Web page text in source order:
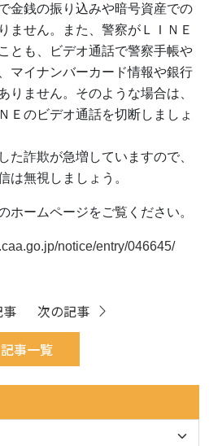
金銭の振り込みや暗号資産での
ません。また、警察がＬＩＮＥ
とも、ビデオ通話で警察手帳や
マイナンバーカード情報や銀行
りません。そのような場合は、
Ｅのビデオ通話を切断しましょ
詐欺が急増していますので、
は無視しましょう。
ームページをご覧ください。
notice/entry/046645/
記事一覧
次の記事